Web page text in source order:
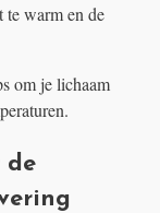
te warm en de
om je lichaam
de